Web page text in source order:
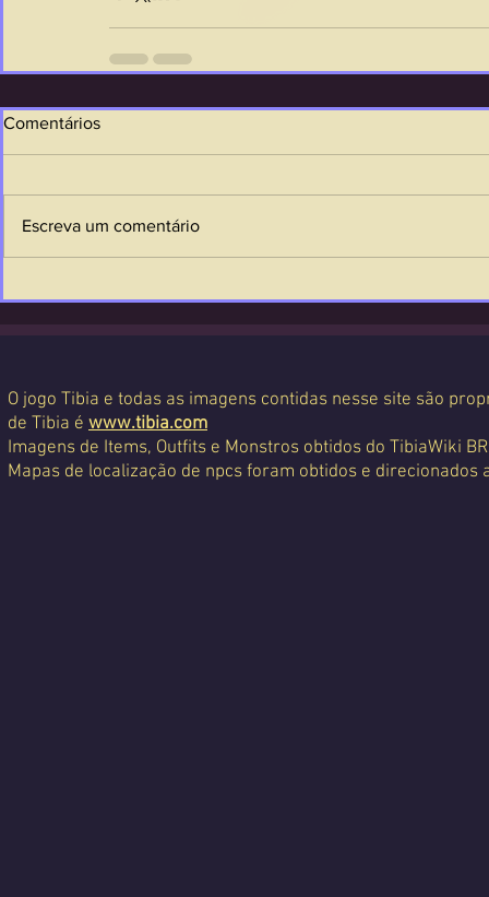
Comentários
Escreva um comentário
O jogo Tibia e todas as imagens contidas nesse site são
de Tibia é www.tibia.com
Imagens de Items, Outfits e Monstros obtidos do TibiaWiki
Mapas de localização de npcs foram obtidos e direcionados